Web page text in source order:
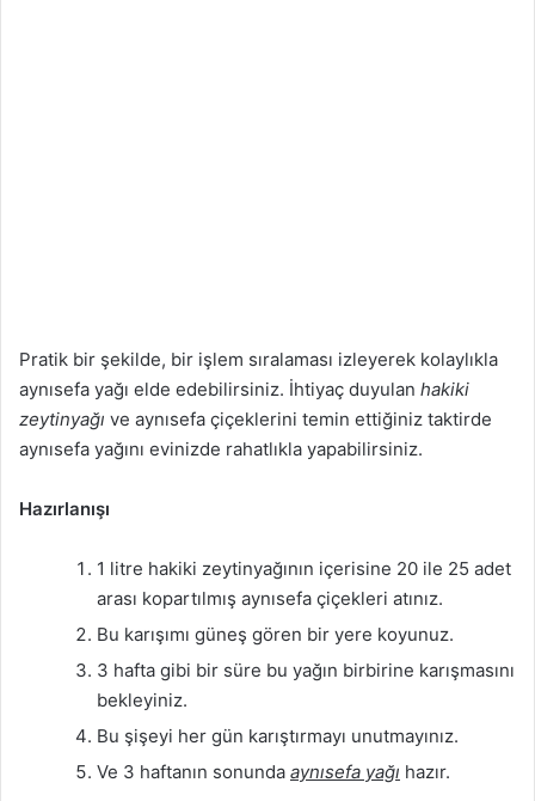
Pratik bir şekilde, bir işlem sıralaması izleyerek kolaylıkla
aynısefa yağı elde edebilirsiniz. İhtiyaç duyulan hakiki
zeytinyağı ve aynısefa çiçeklerini temin ettiğiniz taktirde
aynısefa yağını evinizde rahatlıkla yapabilirsiniz.
Hazırlanışı
1 litre hakiki zeytinyağının içerisine 20 ile 25 adet
arası kopartılmış aynısefa çiçekleri atınız.
Bu karışımı güneş gören bir yere koyunuz.
3 hafta gibi bir süre bu yağın birbirine karışmasını
bekleyiniz.
Bu şişeyi her gün karıştırmayı unutmayınız.
Ve 3 haftanın sonunda aynısefa yağı hazır.